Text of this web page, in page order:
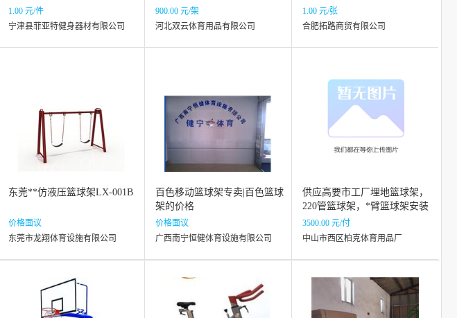
1.00 元/件
宁津县菲亚特健身器材有限公司
立健身车
900.00 元/架
河北双云体育用品有限公司
1.00 元/张
合肥拓路商贸有限公司
东莞**仿液压篮球架LX-001B
价格面议
东莞市龙翔体育设施有限公司
百色移动篮球架专卖|百色篮球
架的价格
价格面议
广西南宁恒健体育设施有限公司
供应高要市工厂埋地篮球架，
220管篮球架，*臂篮球架安装
3500.00 元/付
中山市西区柏克体育用品厂